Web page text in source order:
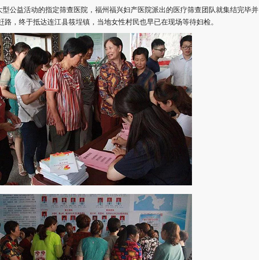
益活动的指定筛查医院，福州福兴妇产医院派出的医疗筛查团队就集结完毕并
，终于抵达连江县筱埕镇，当地女性村民也早已在现场等待妇检。